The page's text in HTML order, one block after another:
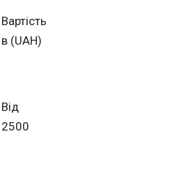
Вартість
в (UAH)
Від
2500